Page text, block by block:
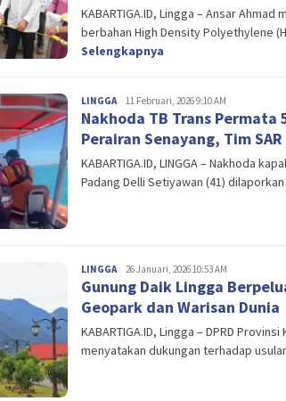
KABARTIGA.ID, Lingga – Ansar
berbahan High Density Polyethylene
Selengkapnya
LINGGA Editor
11 Februari, 2026 9:10 AM
Nakhoda TB Trans
Perairan Senayang, Tim
KABARTIGA.ID, LINGGA – Nakhoda
Padang Delli Setiyawan (41) dilaporkan
LINGGA Editor
26 Januari, 2026 10:53 AM
Gunung Daik Lingga
Geopark dan Warisan Dunia
KABARTIGA.ID, Lingga – DPRD
menyatakan dukungan terhadap